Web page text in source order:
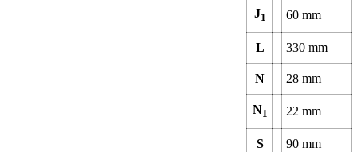
J1 60 mm
L 330 mm
N 28 mm
N1 22 mm
S 90 mm